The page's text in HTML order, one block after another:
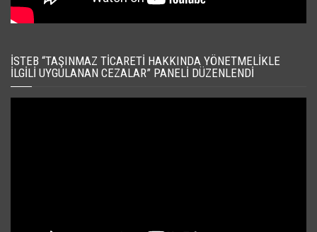
İSTEB “TAŞINMAZ TICARETI HAKKINDA YÖNETMELIKLE
İLGILI UYGULANAN CEZALAR” PANELI DÜZENLENDI